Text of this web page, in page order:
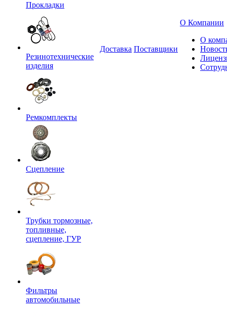
Прокладки
Резинотехнические
изделия
Ремкомплекты
Сцепление
Трубки тормозные,
топливные,
сцепление, ГУР
Фильтры
автомобильные
Доставка Поставщики
О Компании
О